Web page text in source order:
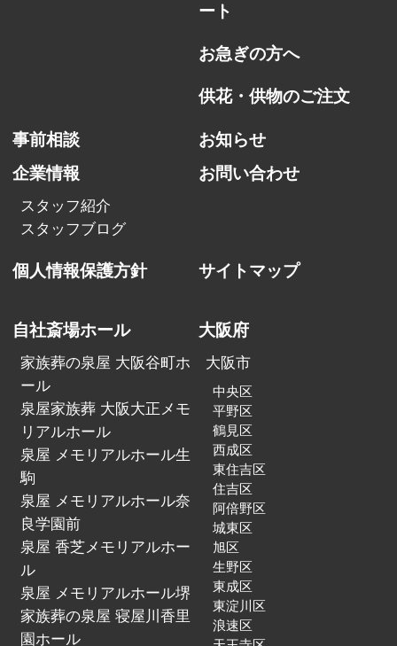
ート
お急ぎの方へ
供花・供物のご注文
事前相談
お知らせ
企業情報
スタッフ紹介
スタッフブログ
お問い合わせ
個人情報保護方針 サイトマップ
自社斎場ホール
家族葬の泉屋 大阪谷町ホ
ール
泉屋家族葬 大阪大正メモ
リアルホール
泉屋 メモリアルホール生
駒
泉屋 メモリアルホール奈
良学園前
泉屋 香芝メモリアルホー
ル
泉屋 メモリアルホール堺
家族葬の泉屋 寝屋川香里
園ホール
大阪府
大阪市
中央区
平野区
鶴見区
西成区
東住吉区
住吉区
阿倍野区
城東区
旭区
生野区
東成区
東淀川区
浪速区